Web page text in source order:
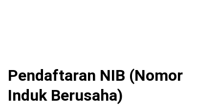
Pendaftaran NIB (Nomor
Induk Berusaha)